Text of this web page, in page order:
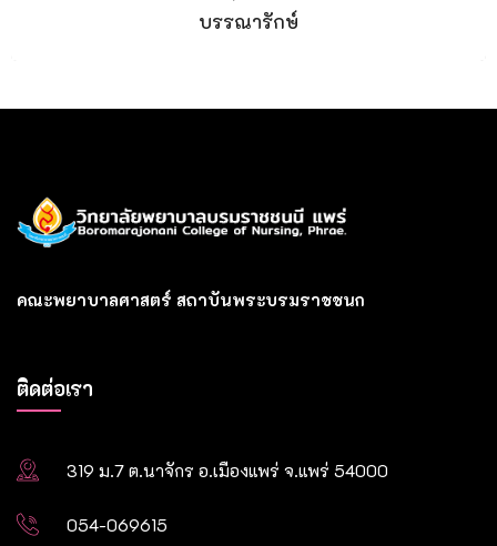
บรรณารักษ์
คณะพยาบาลศาสตร์ สถาบันพระบรมราชชนก
ติดต่อเรา
319 ม.7 ต.นาจักร อ.เมืองแพร่ จ.แพร่ 54000
054-069615